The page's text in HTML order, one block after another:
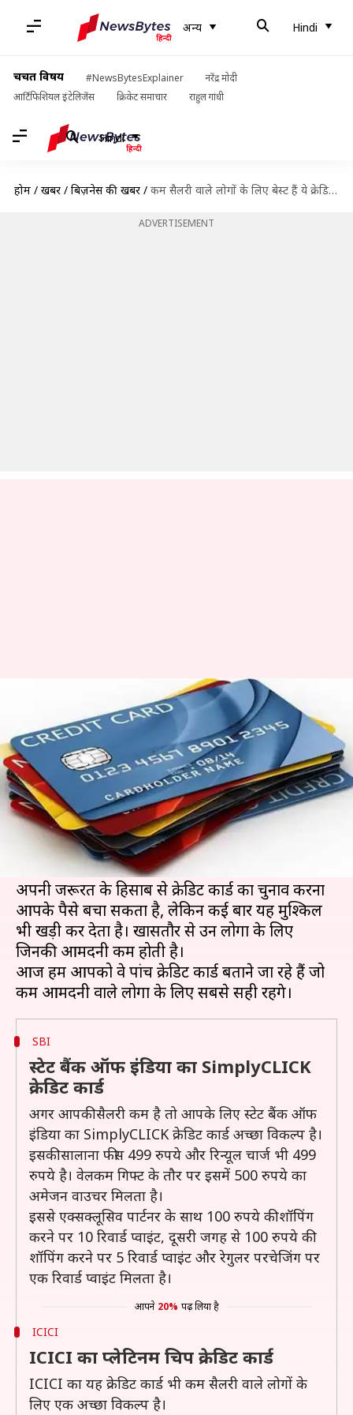
अन्य Hindi
चर्चित विषय #NewsBytesExplainer
नरेंद्र मोदी
आर्टिफिशियल इंटेलिजेंस
क्रिकेट समाचार राहुल गांधी
Hindi
होम / खबरें / बिज़नेस की खबरें / कम सैलरी वाले लोगों के लिए बेस्ट हैं ये क्रेडिट कार्ड
ADVERTISEMENT
कम सैलरी वाले लोगों के लिए बेस्ट हैं
ये क्रेडिट कार्ड
लेखन प्रमोद कुमार Mar 12, 2019 12:07 pm
क्या है खबर?
कैशलेस पेमेंट के लिए क्रेडिट कार्ड शानदार विकल्प है। कई
कंपनियां अलग-अलग जरूरतों के लिए अलग-अलग
क्रेडिट कार्ड जारी करती हैं।
अपनी जरूरत के हिसाब से क्रेडिट कार्ड का चुनाव करना
आपके पैसे बचा सकता है, लेकिन कई बार यह मुश्किलें
भी खड़ी कर देता है। खासतौर से उन लोगों के लिए
जिनकी आमदनी कम होती है।
आज हम आपको वे पांच क्रेडिट कार्ड बताने जा रहे हैं जो
SBI
स्टेट बैंक ऑफ इंडिया का SimplyCLICK
क्रेडिट कार्ड
अगर आपकी सैलरी कम है तो आपके लिए स्टेट बैंक ऑफ
इंडिया का SimplyCLICK क्रेडिट कार्ड अच्छा विकल्प है।
इसकी सालाना फीस 499 रुपये और रिन्यूल चार्ज भी 499
रुपये है। वेलकम गिफ्ट के तौर पर इसमें 500 रुपये का
अमेजन वाउचर मिलता है।
इससे एक्सक्लूसिव पार्टनर के साथ 100 रुपये की शॉपिंग
करने पर 10 रिवार्ड प्वाइंट, दूसरी जगह से 100 रुपये की
शॉपिंग करने पर 5 रिवार्ड प्वाइंट और रेगुलर परचेजिंग पर
एक रिवार्ड प्वाइंट मिलता है।
आपने 20% पढ़ लिया है
ICICI
ICICI का प्लेटिनम चिप क्रेडिट कार्ड
ICICI का यह क्रेडिट कार्ड भी कम सैलरी वाले लोगों के
लिए एक अच्छा विकल्प है।